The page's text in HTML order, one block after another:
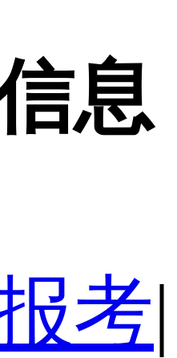
息
考|